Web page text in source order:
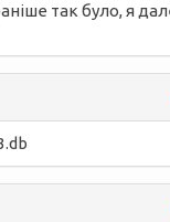
так було, я